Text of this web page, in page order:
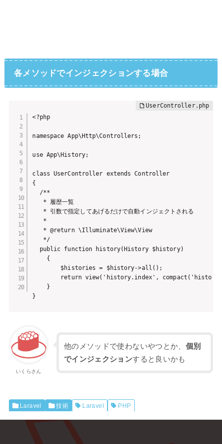
各メソッドでインジェクションする場合
<?php
namespace App\Http\Controllers;
use App\History;
class UserController extends Controller
{
  /**
   * 履歴一覧
   * 引数で指定してあげるだけで自動インジェクトされる
   *
   * @return \Illuminate\View\View
   */
  public function history(History $history)
    {
        $histories = $history->all();
return view('history.index',
    }
}
いくらさん
他のメソッドで使わないやつとか、 個別
でインジェクションすると良いかも
Laravel 技術 Laravel PHP